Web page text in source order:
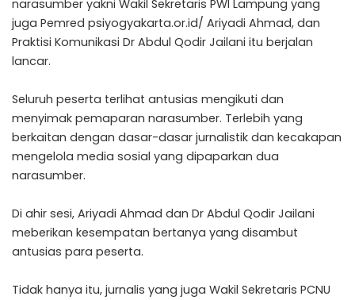
narasumber yakni Wakil Sekretaris PWI Lampung yang
juga Pemred psiyogyakarta.or.id/ Ariyadi Ahmad, dan
Praktisi Komunikasi Dr Abdul Qodir Jailani itu berjalan
lancar.
Seluruh peserta terlihat antusias mengikuti dan
menyimak pemaparan narasumber. Terlebih yang
berkaitan dengan dasar-dasar jurnalistik dan kecakapan
mengelola media sosial yang dipaparkan dua
narasumber.
Di ahir sesi, Ariyadi Ahmad dan Dr Abdul Qodir Jailani
meberikan kesempatan bertanya yang disambut
antusias para peserta.
Tidak hanya itu, jurnalis yang juga Wakil Sekretaris PCNU